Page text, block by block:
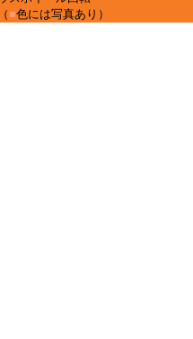
■色には写真あり）